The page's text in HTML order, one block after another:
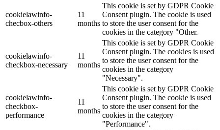
cookielawinfo-
checbox-others
11
months
This cookie is set by GDPR Cookie
Consent plugin. The cookie is used
to store the user consent for the
cookies in the category "Other.
cookielawinfo-
checkbox-necessary
11
months
This cookie is set by GDPR Cookie
Consent plugin. The cookies is used
to store the user consent for the
cookies in the category
"Necessary".
cookielawinfo-
checkbox-
performance
11
months
This cookie is set by GDPR Cookie
Consent plugin. The cookie is used
to store the user consent for the
cookies in the category
"Performance".